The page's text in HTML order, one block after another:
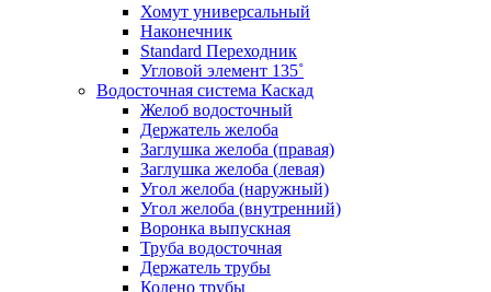
Хомут универсальный
Наконечник
Standard Переходник
Угловой элемент 135˚
Водосточная система Каскад
Желоб водосточный
Держатель желоба
Заглушка желоба (правая)
Заглушка желоба (левая)
Угол желоба (наружный)
Угол желоба (внутренний)
Воронка выпускная
Труба водосточная
Держатель трубы
Колено трубы